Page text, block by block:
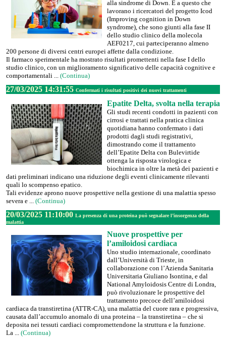
alla sindrome di Down. È a questo che
lavorano i ricercatori del progetto Icod
(Improving cognition in Down
syndrome), che sono giunti alla fase II
dello studio clinico della molecola
AEF0217, cui parteciperanno almeno
200 persone di diversi centri europei affette dalla condizione.
Il farmaco sperimentale ha mostrato risultati promettenti nella fase I dello
studio clinico, con un miglioramento significativo delle capacità cognitive e
comportamentali ... (Continua)
27/03/2025 14:31:55 Confermati i risultati positivi dei nuovi trattamenti
Epatite Delta, svolta nella terapia
Gli studi recenti condotti in pazienti con
cirrosi e trattati nella pratica clinica
quotidiana hanno confermato i dati
prodotti dagli studi registrativi,
dimostrando come il trattamento
dell’Epatite Delta con Bulevirtide
ottenga la risposta virologica e
biochimica in oltre la metà dei pazienti e
dati preliminari indicano una riduzione degli eventi clinicamente rilevanti
quali lo scompenso epatico.
Tali evidenze aprono nuove prospettive nella gestione di una malattia spesso
severa e ... (Continua)
20/03/2025 11:10:00 La presenza di una proteina può segnalare l’insorgenza della
malattia
Nuove prospettive per
l’amiloidosi cardiaca
Uno studio internazionale, coordinato
dall’Università di Trieste, in
collaborazione con l’Azienda Sanitaria
Universitaria Giuliano Isontina, e dal
National Amyloidosis Centre di Londra,
può rivoluzionare le prospettive del
trattamento precoce dell’amiloidosi
cardiaca da transtiretina (ATTR-CA), una malattia del cuore rara e progressiva,
causata dall’accumulo anomalo di una proteina – la transtiretina – che si
deposita nei tessuti cardiaci compromettendone la struttura e la funzione.
La ... (Continua)